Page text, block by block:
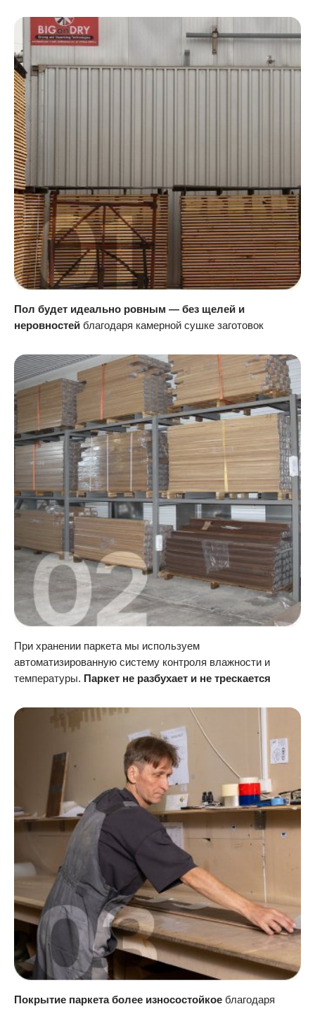
Пол будет идеально ровным — без щелей и
неровностей благодаря камерной сушке заготовок
При хранении паркета мы используем
автоматизированную систему контроля влажности и
температуры. Паркет не разбухает и не трескается
Покрытие паркета более износостойкое благодаря